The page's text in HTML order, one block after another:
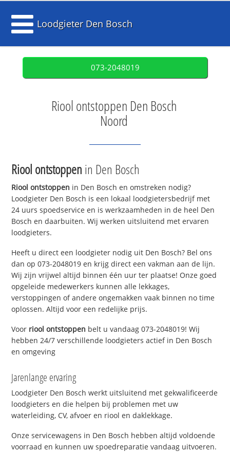
Loodgieter Den Bosch
073-2048019
Riool ontstoppen Den Bosch
Noord
Riool ontstoppen in Den Bosch
Riool ontstoppen in Den Bosch en omstreken nodig?
Loodgieter Den Bosch is een lokaal loodgietersbedrijf met
24 uurs spoedservice en is werkzaamheden in de heel Den
Bosch en daarbuiten. Wij werken uitsluitend met ervaren
loodgieters.
Heeft u direct een loodgieter nodig uit Den Bosch? Bel ons
dan op 073-2048019 en krijg direct een vakman aan de lijn.
Wij zijn vrijwel altijd binnen één uur ter plaatse! Onze goed
opgeleide medewerkers kunnen alle lekkages,
verstoppingen of andere ongemakken vaak binnen no time
oplossen. Altijd voor een redelijke prijs.
Voor riool ontstoppen belt u vandaag 073-2048019! Wij
hebben 24/7 verschillende loodgieters actief in Den Bosch
en omgeving
Jarenlange ervaring
Loodgieter Den Bosch werkt uitsluitend met gekwalificeerde
loodgieters en die helpen bij problemen met uw
waterleiding, CV, afvoer en riool en daklekkage.
Onze servicewagens in Den Bosch hebben altijd voldoende
voorraad en kunnen uw spoedreparatie vandaag uitvoeren.